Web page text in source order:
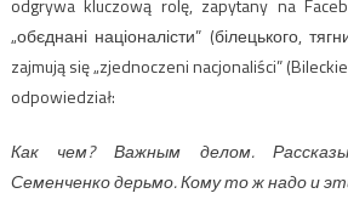
odgrywa kluczową rolę, zapytany na
„обєднані націоналісти” (білецького,
zajmują się „zjednoczeni nacjonaliści”
odpowiedział:
Как чем? Важным делом.
Семенченко дерьмо. Кому то ж надо и